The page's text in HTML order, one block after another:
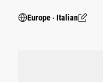
Europe ‧ Italian